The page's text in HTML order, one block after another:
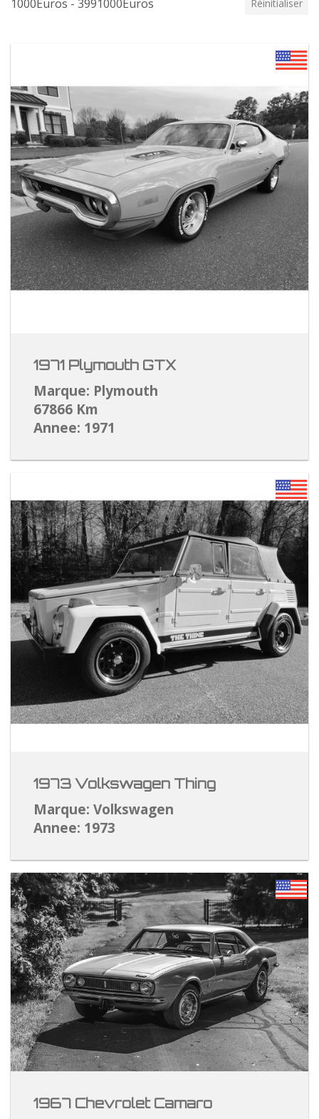
1000Euros - 3991000Euros Réinitialiser
1971 Plymouth GTX
Marque: Plymouth
67866 Km
Annee: 1971
1973 Volkswagen Thing
Marque: Volkswagen
Annee: 1973
1967 Chevrolet Camaro